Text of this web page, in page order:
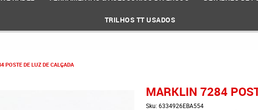
TRILHOS TT USADOS
POSTE DE LUZ DE CALÇADA
MARKLIN 7284
Sku: 6334926EBA554